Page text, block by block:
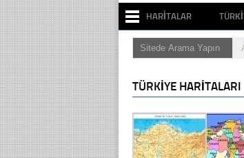
HARITALAR
TÜRKIYE HARITALARI